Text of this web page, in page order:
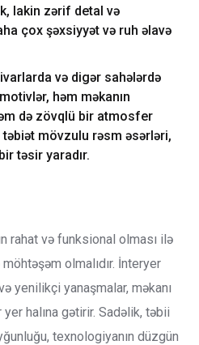
lakin zərif detal və
çox şəxsiyyət və ruh əlavə
və digər sahələrdə
həm məkanın
də zövqlü bir atmosfer
təbiət mövzulu rəsm əsərləri,
təsir yaradır.
rahat və funksional olması ilə
olmalıdır. İnteryer
yenilikçi yanaşmalar, məkanı
halına gətirir. Sadəlik, təbii
texnologiyanın düzgün